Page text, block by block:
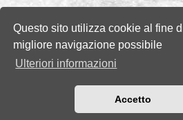
Questo sito utilizza cookie al fine
migliore navigazione possibile
Ulteriori informazioni
Accetto